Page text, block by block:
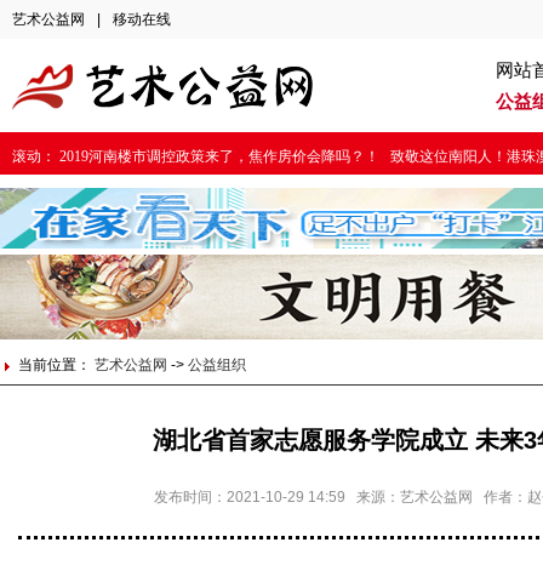
艺术公益网 移动在线
网站
公益
滚动： 2019河南楼市调控政策来了，焦作房价会降吗？！ 致敬这位南阳人！港珠
当前位置： 艺术公益网 -> 公益组织
湖北省首家志愿服务学院成立 未来
发布时间：2021-10-29 14:59 来源：艺术公益网 作者：